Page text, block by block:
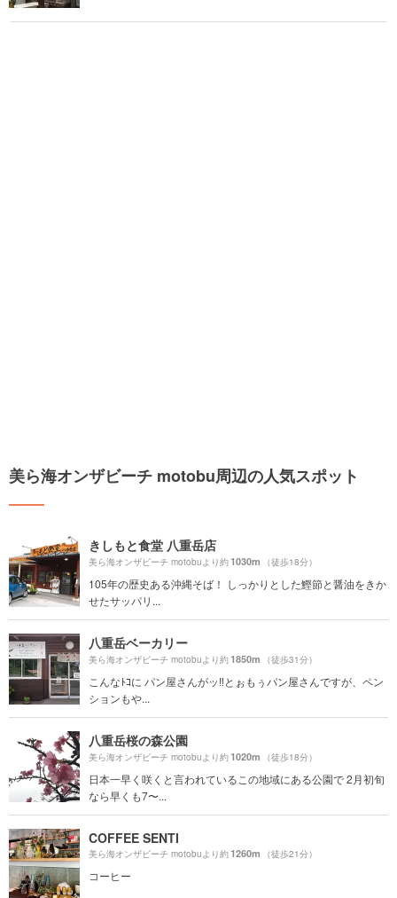
美ら海オンザビーチ motobu周辺の人気スポット
きしもと食堂 八重岳店
美ら海オンザビーチ motobuより約1030m （徒歩18分）
105年の歴史ある沖縄そば！ しっかりとした鰹節と醤油をきか
せたサッパリ...
八重岳ベーカリー
美ら海オンザビーチ motobuより約1850m （徒歩31分）
こんなﾄｺに パン屋さんがッ‼️とぉもぅパン屋さんですが、ペン
ションもや...
八重岳桜の森公園
美ら海オンザビーチ motobuより約1020m （徒歩18分）
日本一早く咲くと言われているこの地域にある公園で 2月初旬
なら早くも7〜...
COFFEE SENTI
美ら海オンザビーチ motobuより約1260m （徒歩21分）
コーヒー